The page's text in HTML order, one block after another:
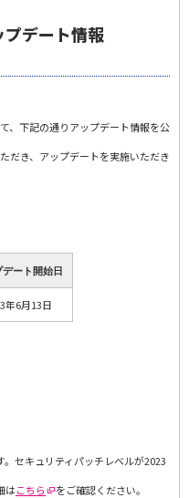
デート情報
、下記の通りアップデート情報を公
だき、アップデートを実施いただき
デート開始日
年6月13日
セキュリティパッチレベルが2023
はこちら
をご確認ください。